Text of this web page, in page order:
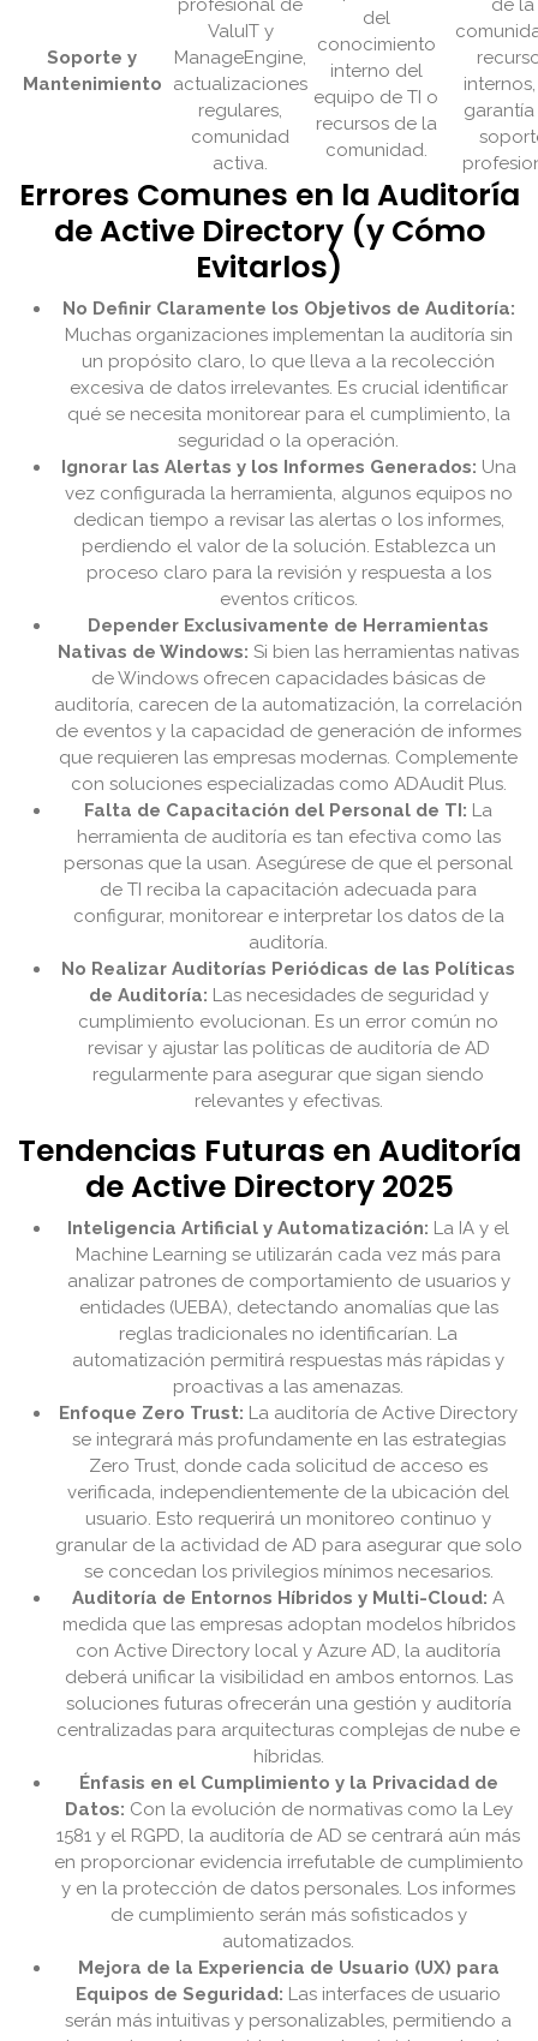
Soporte y
Mantenimiento
profesional de
ValuIT y
ManageEngine,
actualizaciones
regulares,
comunidad
activa.
del
conocimiento
interno del
equipo de TI o
recursos de la
comunidad.
de la
Errores Comunes en la Auditoría
de Active Directory (y Cómo
Evitarlos)
No Definir Claramente los Objetivos de Auditoría:
Muchas organizaciones implementan la auditoría sin
un propósito claro, lo que lleva a la recolección
excesiva de datos irrelevantes. Es crucial identificar
qué se necesita monitorear para el cumplimiento, la
seguridad o la operación.
Ignorar las Alertas y los Informes Generados: Una
vez configurada la herramienta, algunos equipos no
dedican tiempo a revisar las alertas o los informes,
perdiendo el valor de la solución. Establezca un
proceso claro para la revisión y respuesta a los
eventos críticos.
Depender Exclusivamente de Herramientas
Nativas de Windows: Si bien las herramientas nativas
de Windows ofrecen capacidades básicas de
auditoría, carecen de la automatización, la correlación
de eventos y la capacidad de generación de informes
que requieren las empresas modernas. Complemente
con soluciones especializadas como ADAudit Plus.
Falta de Capacitación del Personal de TI: La
herramienta de auditoría es tan efectiva como las
personas que la usan. Asegúrese de que el personal
de TI reciba la capacitación adecuada para
configurar, monitorear e interpretar los datos de la
auditoría.
No Realizar Auditorías Periódicas de las Políticas
de Auditoría: Las necesidades de seguridad y
cumplimiento evolucionan. Es un error común no
revisar y ajustar las políticas de auditoría de AD
regularmente para asegurar que sigan siendo
relevantes y efectivas.
Tendencias Futuras en Auditoría
de Active Directory 2025
Inteligencia Artificial y Automatización: La IA y el
Machine Learning se utilizarán cada vez más para
analizar patrones de comportamiento de usuarios y
entidades (UEBA), detectando anomalías que las
reglas tradicionales no identificarían. La
automatización permitirá respuestas más rápidas y
proactivas a las amenazas.
Enfoque Zero Trust: La auditoría de Active Directory
se integrará más profundamente en las estrategias
Zero Trust, donde cada solicitud de acceso es
verificada, independientemente de la ubicación del
usuario. Esto requerirá un monitoreo continuo y
granular de la actividad de AD para asegurar que solo
se concedan los privilegios mínimos necesarios.
Auditoría de Entornos Híbridos y Multi-Cloud: A
medida que las empresas adoptan modelos híbridos
con Active Directory local y Azure AD, la auditoría
deberá unificar la visibilidad en ambos entornos. Las
soluciones futuras ofrecerán una gestión y auditoría
centralizadas para arquitecturas complejas de nube e
híbridas.
Énfasis en el Cumplimiento y la Privacidad de
Datos: Con la evolución de normativas como la Ley
1581 y el RGPD, la auditoría de AD se centrará aún más
en proporcionar evidencia irrefutable de cumplimiento
y en la protección de datos personales. Los informes
de cumplimiento serán más sofisticados y
automatizados.
Mejora de la Experiencia de Usuario (UX) para
Equipos de Seguridad: Las interfaces de usuario
serán más intuitivas y personalizables, permitiendo a